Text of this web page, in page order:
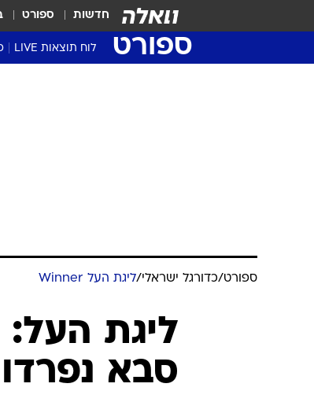
חדשות ספורט
ספורט לוח תוצאות LIVE
ספורט/כדורגל ישראלי/ליגת העל Winner
ליגת העל:
סבא נפרדו